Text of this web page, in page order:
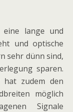
eine lange und
und optische
sehr dünn sind,
sparen.
hat zudem den
möglich
Signale